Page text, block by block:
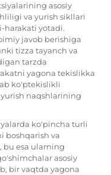
asosiy
va yurish sikllari
harakati yotadi.
javob berishiga
tizza tayanch va
tarzda
yagona tekislikka
ko'ptekislikli
naqshlarining
ko'pincha turli
boshqarish va
esa ularning
asosiy
bir vaqtda yagona